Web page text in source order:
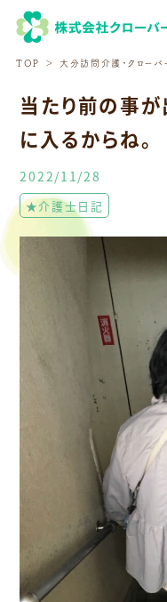
TOP 大分訪問介護・クローバ
当たり前の事が
に入るからね。
2022/11/28
★介護士日記